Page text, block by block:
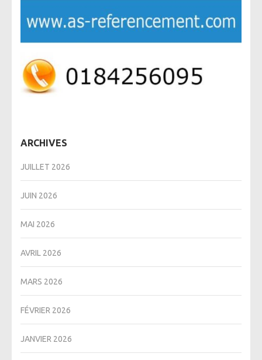
ARCHIVES
JUILLET 2026
JUIN 2026
MAI 2026
AVRIL 2026
MARS 2026
FÉVRIER 2026
JANVIER 2026